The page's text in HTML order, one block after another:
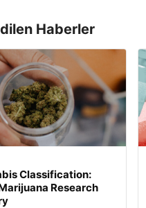
Haberler
Classification:
Research